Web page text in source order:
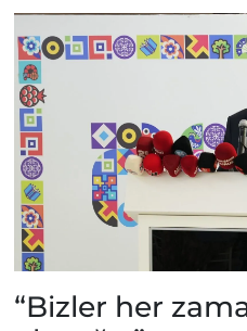
“Bizler her